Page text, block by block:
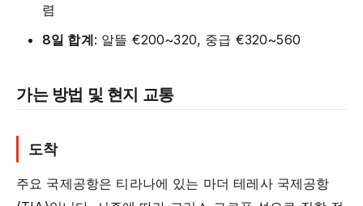
렴
8일 합계: 알뜰 €200~320, 중급 €320~560
가는 방법 및 현지 교통
도착
주요 국제공항은 티라나에 있는 마더 테레사 국제공항